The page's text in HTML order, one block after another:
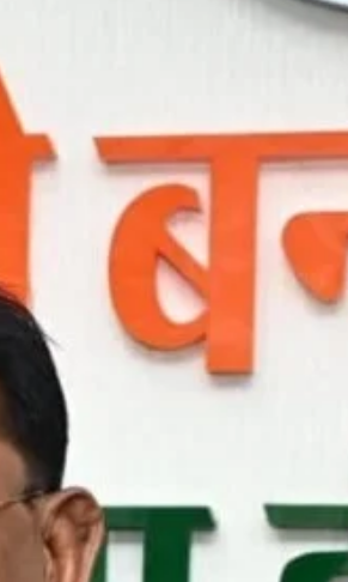
वित्त और व्यापार
साय कैबिनेट ने छत्तीसगढ़ राज्य
इंटेलिजेंस (AI) मिशन को दी मंजूरी
Moresamachar.com 5 August 2026